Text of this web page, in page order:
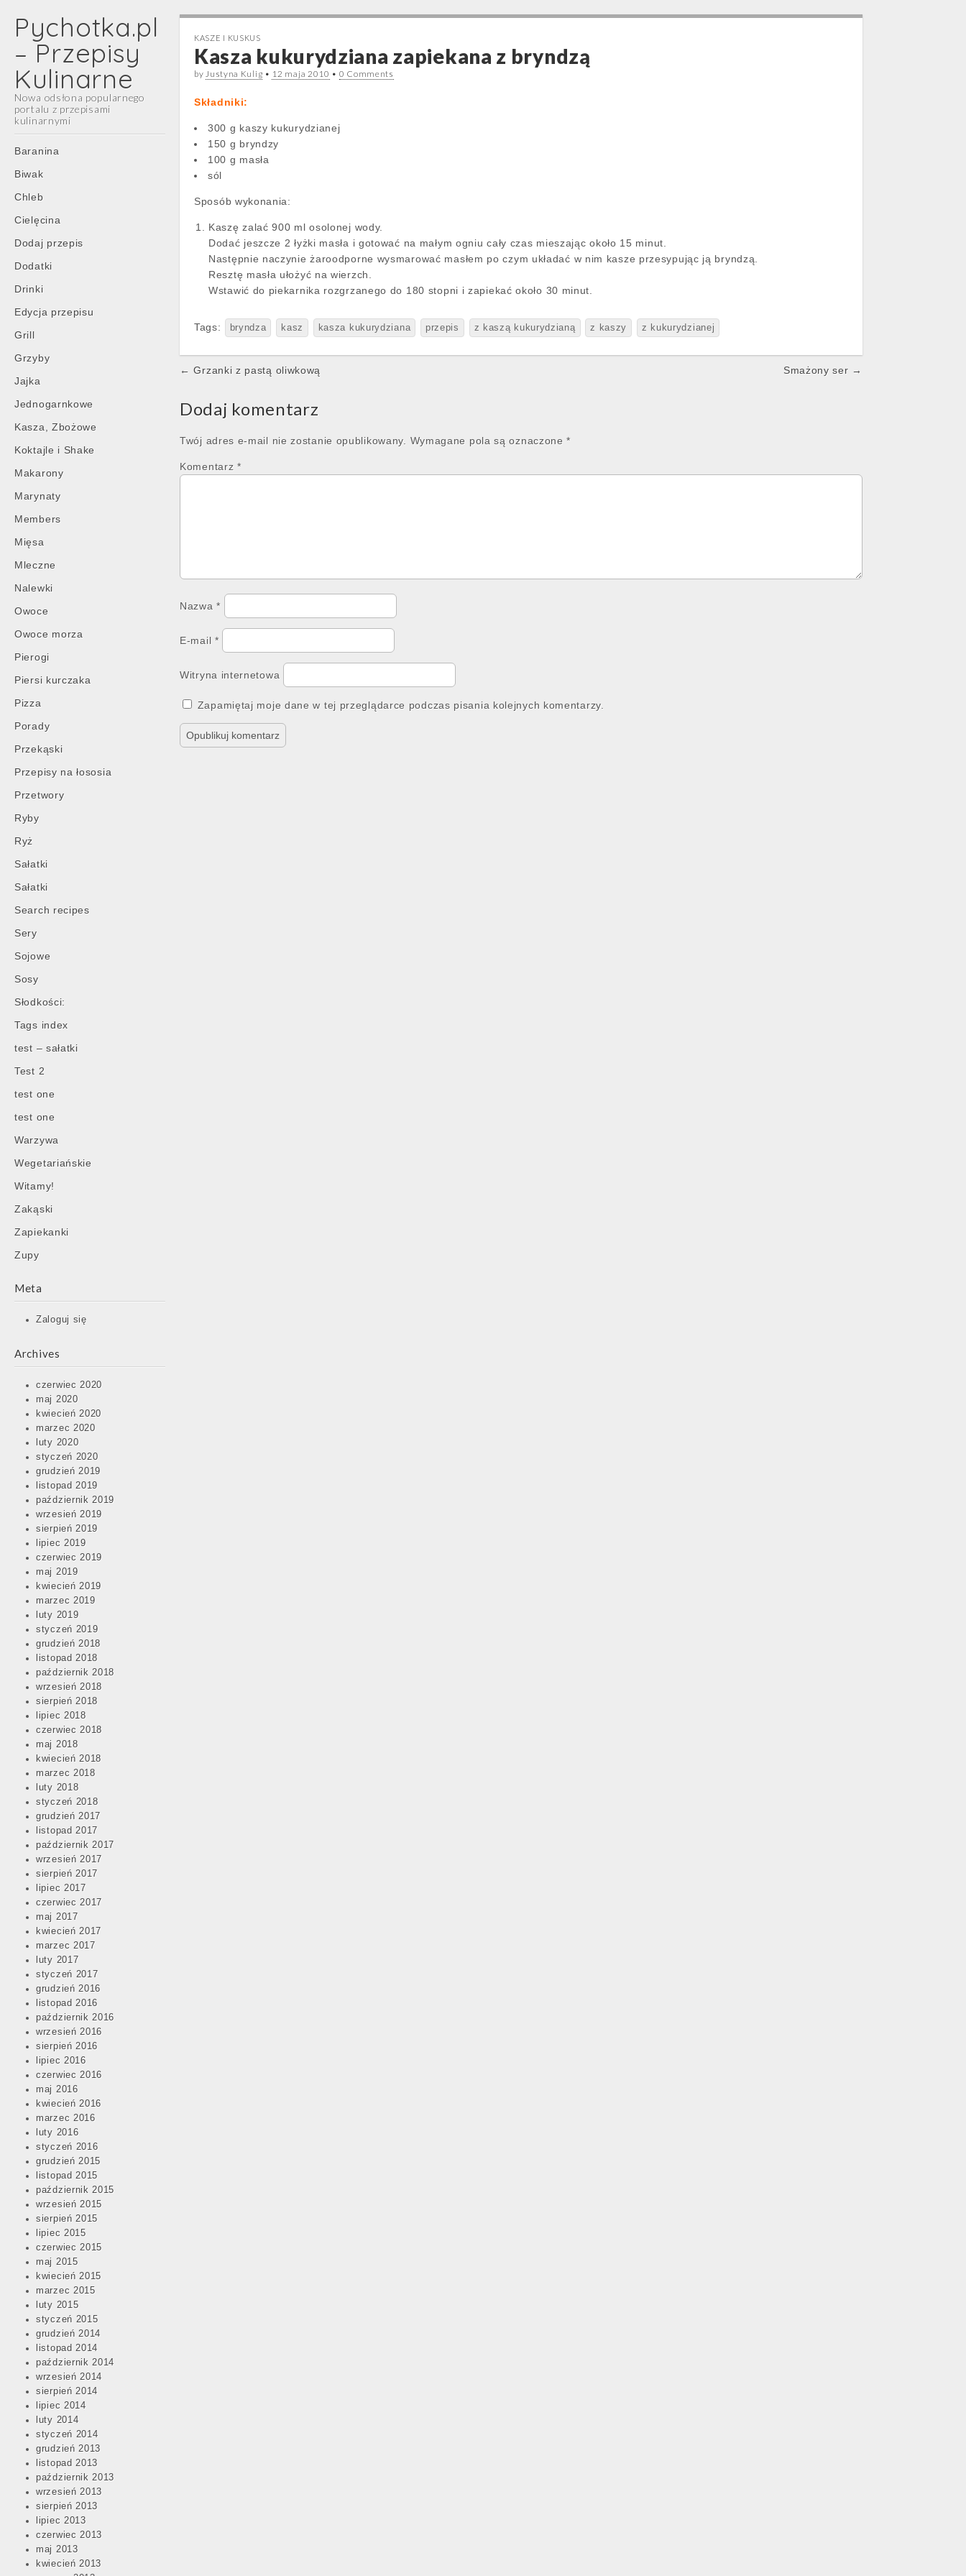
Pychotka.pl
– Przepisy
Kulinarne
Nowa odsłona popularnego
portalu z przepisami
kulinarnymi
Main
menu
Skip
content
Baranina
Biwak
Chleb
Cielęcina
Dodaj przepis
Dodatki
Drinki
Edycja przepisu
Grill
Grzyby
Jajka
Jednogarnkowe
Kasza, Zbożowe
Koktajle i Shake
Makarony
Marynaty
Members
Mięsa
Mleczne
Nalewki
Owoce
Owoce morza
Pierogi
Piersi kurczaka
Pizza
Porady
Przekąski
Przepisy na łososia
Przetwory
Ryby
Ryż
Sałatki
Sałatki
Search recipes
Sery
Sojowe
Sosy
Słodkości:
Tags index
test – sałatki
Test 2
test one
test one
Warzywa
Wegetariańskie
Witamy!
Zakąski
Zapiekanki
Zupy
Meta
Zaloguj się
Archives
czerwiec 2020
maj 2020
kwiecień 2020
marzec 2020
luty 2020
styczeń 2020
grudzień 2019
listopad 2019
październik 2019
wrzesień 2019
sierpień 2019
lipiec 2019
czerwiec 2019
maj 2019
kwiecień 2019
marzec 2019
luty 2019
styczeń 2019
grudzień 2018
listopad 2018
październik 2018
wrzesień 2018
sierpień 2018
lipiec 2018
czerwiec 2018
maj 2018
kwiecień 2018
marzec 2018
luty 2018
styczeń 2018
grudzień 2017
listopad 2017
październik 2017
wrzesień 2017
sierpień 2017
lipiec 2017
czerwiec 2017
maj 2017
kwiecień 2017
marzec 2017
luty 2017
styczeń 2017
grudzień 2016
listopad 2016
październik 2016
wrzesień 2016
sierpień 2016
lipiec 2016
czerwiec 2016
maj 2016
kwiecień 2016
marzec 2016
luty 2016
styczeń 2016
grudzień 2015
listopad 2015
październik 2015
wrzesień 2015
sierpień 2015
lipiec 2015
czerwiec 2015
maj 2015
kwiecień 2015
marzec 2015
luty 2015
styczeń 2015
grudzień 2014
listopad 2014
październik 2014
wrzesień 2014
sierpień 2014
lipiec 2014
luty 2014
styczeń 2014
grudzień 2013
listopad 2013
październik 2013
wrzesień 2013
sierpień 2013
lipiec 2013
czerwiec 2013
maj 2013
kwiecień 2013
KASZE I KUSKUS
Kasza kukurydziana zapiekana z bryndzą
byJustyna Kulig • 12 maja 2010 • 0 Comments
Składniki:
300 g kaszy kukurydzianej
150 g bryndzy
100 g masła
sól
Sposób wykonania:
Kaszę zalać 900 ml osolonej wody.
Dodać jeszcze 2 łyżki masła i gotować na małym ogniu cały czas mieszając około 15 minut.
Następnie naczynie żaroodporne wysmarować masłem po czym układać w nim kasze przesypując ją bryndzą.
Resztę masła ułożyć na wierzch.
Wstawić do piekarnika rozgrzanego do 180 stopni i zapiekać około 30 minut.
Tags: bryndza kasz kasza kukurydziana przepis z kaszą kukurydzianą z kaszy z kukurydzianej
Post
← Grzanki z pastą oliwkową Smażony ser →
Dodaj komentarz
Twój adres e-mail nie zostanie opublikowany. Wymagane pola są oznaczone*
Komentarz *
Nazwa*
E-mail *
Witryna internetowa
Zapamiętaj moje dane w tej przeglądarce podczas pisania kolejnych komentarzy.